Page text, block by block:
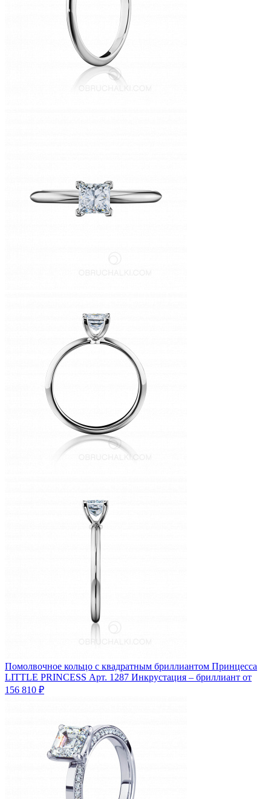
Помолвочное кольцо с квадратным бриллиантом Принцесса
LITTLE PRINCESS Арт. 1287 Инкрустация – бриллиант от
156 810 ₽